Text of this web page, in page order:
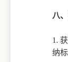
八
1.
纳